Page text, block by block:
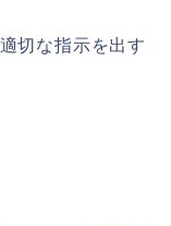
切な指示を出す